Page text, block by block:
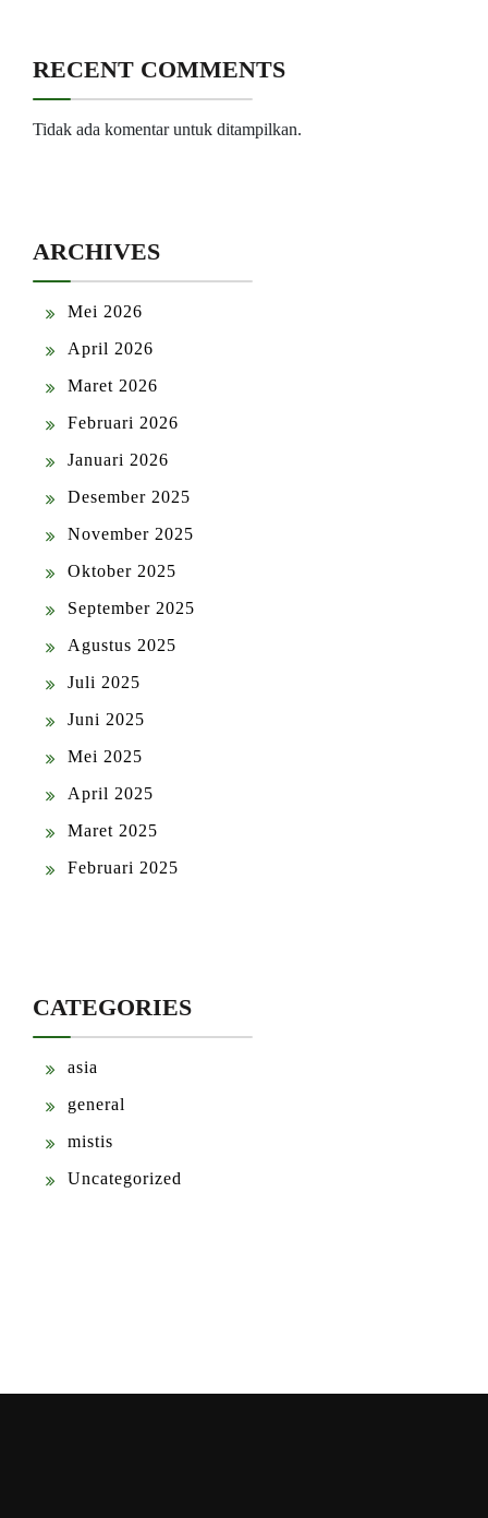
RECENT COMMENTS
Tidak ada komentar untuk ditampilkan.
ARCHIVES
Mei 2026
April 2026
Maret 2026
Februari 2026
Januari 2026
Desember 2025
November 2025
Oktober 2025
September 2025
Agustus 2025
Juli 2025
Juni 2025
Mei 2025
April 2025
Maret 2025
Februari 2025
CATEGORIES
asia
general
mistis
Uncategorized